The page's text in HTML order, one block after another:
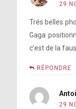
29
Trés belles
Gaga
c’est de la
RÉPONDRE
29